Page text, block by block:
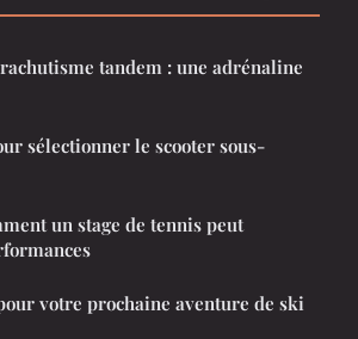
tandem : une adrénaline
sélectionner le scooter sous-
un stage de tennis peut
votre prochaine aventure de ski